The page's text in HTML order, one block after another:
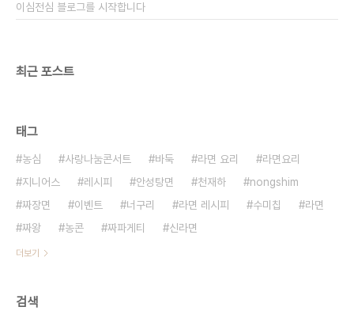
이심전심 블로그를 시작합니다
최근 포스트
태그
농심 사랑나눔콘서트 바둑 라면 요리
라면요리
지니어스
레시피 안성탕면 천재하
nongshim
짜장면
이벤트 너구리 라면 레시피 수미칩
라면
짜왕
농콘 짜파게티 신라면
더보기
검색